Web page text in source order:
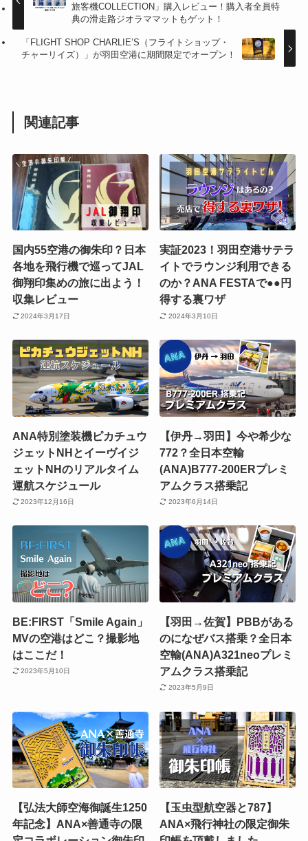
旅客機COLLECTION」購入レビュー！購入者全員特
典の滑走路ジオラママットもゲット！
「FLIGHT SHOP CHARLIE’S（フライトショップ・
チャーリイズ）」が羽田空港に期間限定でオープン！
関連記事
国内55空港の御朱印？日本
各地を飛行機で巡ってJAL
御翔印集めの旅に出よう！
収集レビュー
2024年3月17日
実証2023！羽田空港サテラ
イトでラウンジ利用できる
のか？ANA FESTAで●●円
得する裏ワザ
2024年3月10日
ANA特別塗装機ピカチュウ
ジェットNHとイーヴイジ
ェットNHのリアルタイム
運航スケジュール
2023年12月16日
【伊丹→羽田】今や希少な
772？全日本空輸
(ANA)B777-200ERプレミ
アムクラス搭乗記
2023年6月14日
BE:FIRST「Smile Again」
MVの空港はどこ？撮影地
はここだ！
2023年5月10日
【羽田→佐賀】PBBがある
のになぜバス搭乗？全日本
空輸(ANA)A321neoプレミ
アムクラス搭乗記
2023年5月9日
【弘法大師空海御誕生1250
年記念】ANA×善通寺の限
【玉虫型航空器と787】
ANA×飛行神社の限定御朱